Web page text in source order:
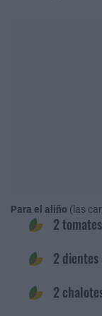
Para el aliño (las
2
2
2